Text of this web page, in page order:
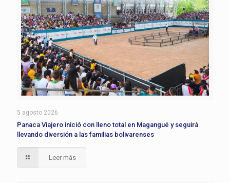
5 agosto 2026
Panaca Viajero inició con lleno total en Magangué y seguirá
llevando diversión a las familias bolivarenses
Leer más